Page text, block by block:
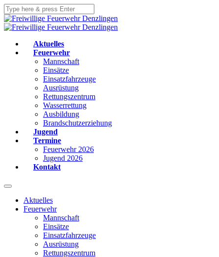
Aktuelles
Feuerwehr
Mannschaft
Einsätze
Einsatzfahrzeuge
Ausrüstung
Rettungszentrum
Wasserrettung
Ausbildung
Brandschutzerziehung
Jugend
Termine
Feuerwehr 2026
Jugend 2026
Kontakt
Aktuelles
Feuerwehr
Mannschaft
Einsätze
Einsatzfahrzeuge
Ausrüstung
Rettungszentrum